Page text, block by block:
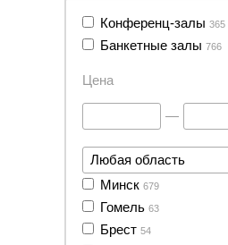
Конференц-залы 365
Банкетные залы 766
Цена
—
Любая область
Минск 679
Гомель 63
Брест 54